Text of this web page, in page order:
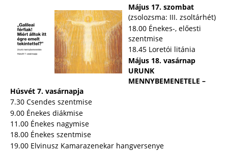
Május 17. szombat
(zsolozsma: III. zsoltárhét)
18.00 Énekes-, előesti
szentmise
18.45 Loretói litánia
Május 18. vasárnap
URUNK
MENNYBEMENETELE –
Húsvét 7. vasárnapja
7.30 Csendes szentmise
9.00 Énekes diákmise
11.00 Énekes nagymise
18.00 Énekes szentmise
19.00 Elvinusz Kamarazenekar hangversenye